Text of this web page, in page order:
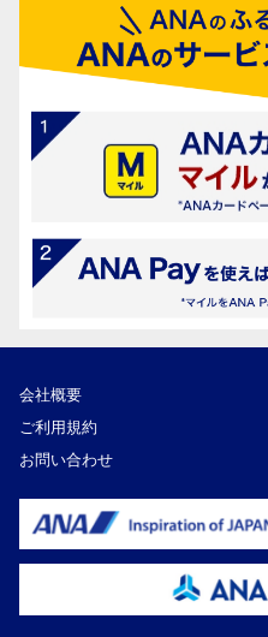
会社概要
ご利用規約
お問い合わせ